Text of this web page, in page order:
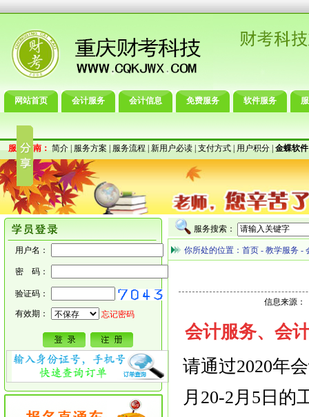
网站首页 会计服务 会计信息 免费服务 软件服务
服务指南： 简介|服务方案|服务流程|新用户必读|支付方式|用户积分|金蝶软件
用户名：
密 码：
验证码：
有效期： 忘记密码
服务搜索：
你所处的位置： 首页 - 教学服务 -
信息来源：
会计服务、会
请通过2020年
月20-2月5日的